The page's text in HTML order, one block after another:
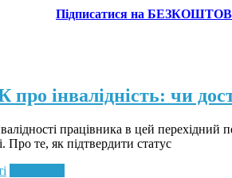
Підписатися на
інвалідність: чи
працівника в цей перехідний
Про те, як підтвердити статус